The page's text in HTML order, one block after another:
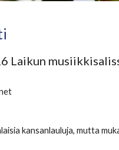
Laikun
kansanlauluja, mutta